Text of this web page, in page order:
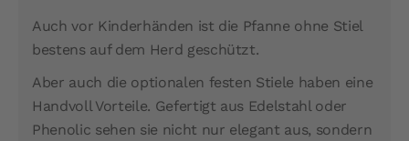
Auch vor Kinderhänden ist die Pfanne ohne Stiel
bestens auf dem Herd geschützt.
Aber auch die optionalen festen Stiele haben eine
Handvoll Vorteile. Gefertigt aus Edelstahl oder
Phenolic sehen sie nicht nur elegant aus, sondern